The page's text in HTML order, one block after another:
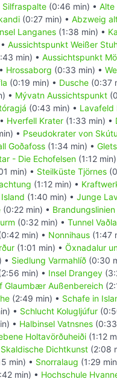
Silfraspalte (0:46 min) • Alte
(0:27 min) • Abzweig
Langanes (1:38 min) •
Aussichtspunkt Weißer
min) • Aussichtspunkt
Hrossaborg (0:33 min) •
(0:19 min) • Dusche (0:37
• Mývatn Aussichtspunkt
(0:43 min) • Lavafeld
Hverfell Krater (1:33 min) •
• Pseudokrater von
Goðafoss (1:34 min) •
- Die Echofelsen (1:12
min) • Steilküste Tjörnes
(1:12 min) •
(1:40 min) • Junge
(0:22 min) • Brandungslinien
(0:32 min) • Tunnel
min) • Nonnihaus (1:47
(1:01 min) • Öxnadalur
• Siedlung Varmahlíð (0:30
min) • Insel Drangey
Glaumbær Außenbereich
(2:49 min) • Schafe in
• Schlucht Kolugljúfur
• Halbinsel Vatnsnes
Holtavörðuheiði (1:12
Skaldische Dichtkunst (2:08
min) • Snorralaug (1:29
min) • Hochschule